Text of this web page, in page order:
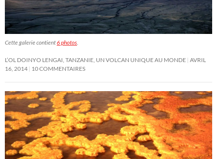
Cette galerie contient6 photos.
L’OL DOINYO LENGAI, TANZANIE, UN VOLCAN UNIQUE AU MONDE AVRIL
16, 2014 10 COMMENTAIRES